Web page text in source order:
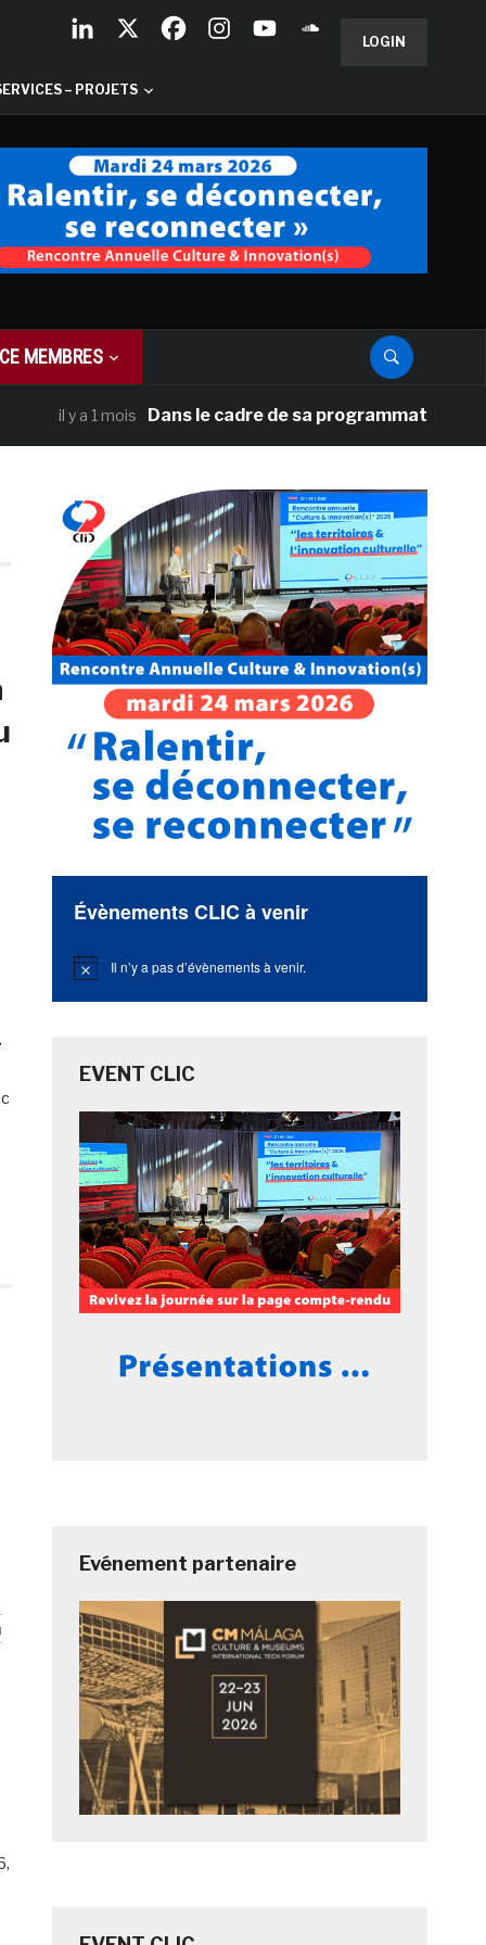
LOGIN
– PROJETS
MEMBRES
il y a 1 mois Dans le cadre de sa programmation
Évènements CLIC à venir
Notice Il n’y a pas d’évènements à venir.
EVENT CLIC
Evénement partenaire